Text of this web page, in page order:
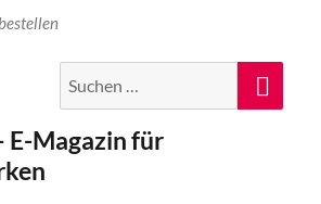
nach:
E-Magazin für